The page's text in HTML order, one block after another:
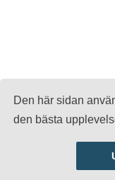
Den här sidan
den bästa